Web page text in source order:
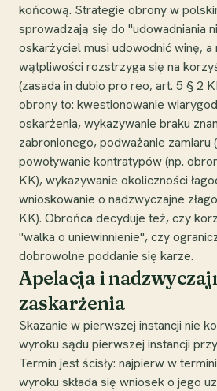
końcową. Strategie obrony w
sprowadzają się do "udowadniania
oskarżyciel musi udowodnić winę, a
wątpliwości rozstrzyga się na
(zasada in dubio pro reo, art. 5 § 2
obrony to: kwestionowanie
oskarżenia, wykazywanie braku
zabronionego, podważanie
powoływanie kontratypów (np.
KK), wykazywanie okoliczności
wnioskowanie o nadzwyczajne
KK). Obrońca decyduje też, czy
"walka o uniewinnienie", czy
dobrowolne poddanie się karze.
Apelacja i
zaskarżenia
Skazanie w pierwszej instancji nie
wyroku sądu pierwszej instancji
Termin jest ścisły: najpierw w
wyroku składa się wniosek o jego